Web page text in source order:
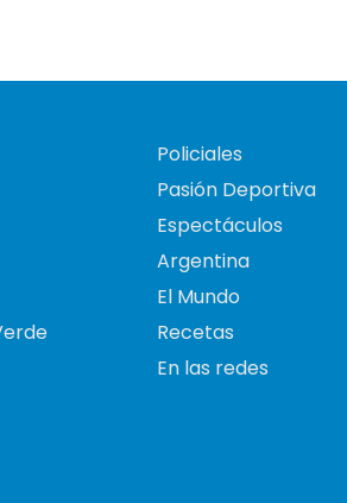
Policiales
Pasión Deportiva
Espectáculos
Argentina
El Mundo
Recetas
En las redes